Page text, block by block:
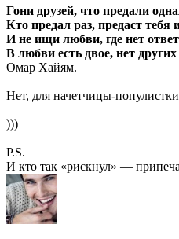
Гони друзей, что предали
Кто предал раз, предаст
И не ищи любви, где нет
В любви есть двое, нет
Омар Хайям.
Нет, для начетчицы-
)))
P.S.
И кто так «рискнул» —